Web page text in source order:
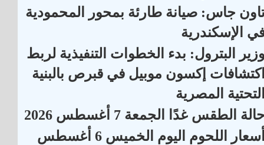
جاس: صيانة طارئة بمحور المحمودية
الإسكندرية
البترول: بدء الخطوات التنفيذية لربط
إكسون موبيل في قبرص بالبنية
المصرية
الطقس غدًا الجمعة 7 أغسطس 2026
أسعار اللحوم اليوم الخميس 6 أغسطس